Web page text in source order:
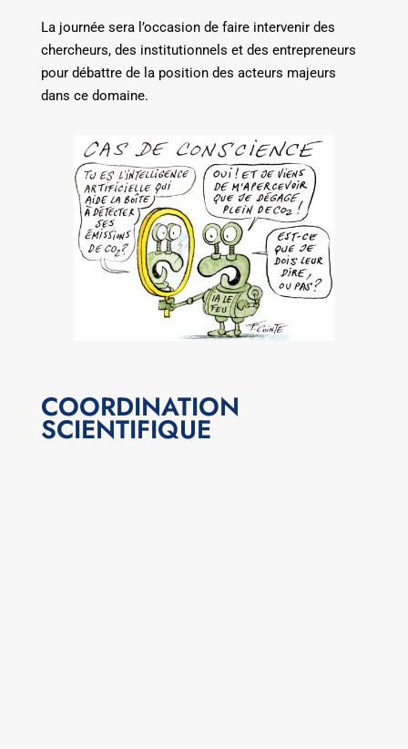
La journée sera l’occasion de faire intervenir des
chercheurs, des institutionnels et des entrepreneurs
pour débattre de la position des acteurs majeurs
dans ce domaine.
COORDINATION
SCIENTIFIQUE